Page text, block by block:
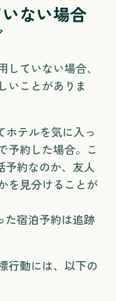
ない場合
ていない場合、
いことがありま
ホテルを気に入っ
予約した場合。こ
予約なのか、友人
を見分けることが
た宿泊予約は追跡
行動には、以下の